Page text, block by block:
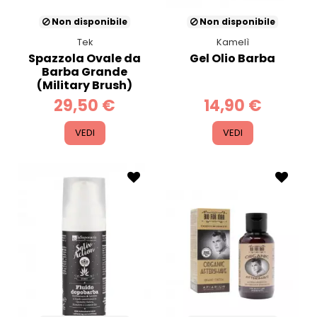
Non disponibile
Tek
Spazzola Ovale da
Barba Grande
(Military Brush)
29,50 €
VEDI
Non disponibile
Kamelì
Gel Olio Barba
14,90 €
VEDI